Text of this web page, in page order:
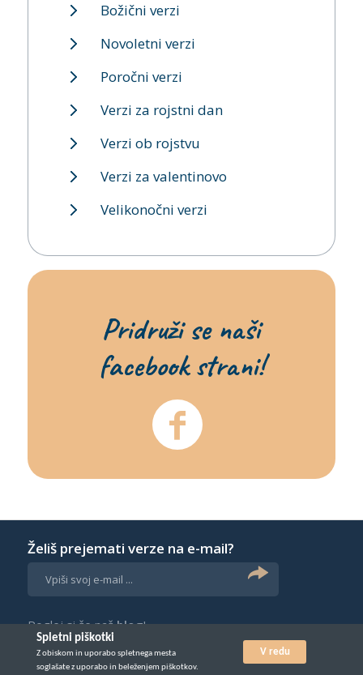
Božični verzi
Novoletni verzi
Poročni verzi
Verzi za rojstni dan
Verzi ob rojstvu
Verzi za valentinovo
Velikonočni verzi
Pridruži se naši
facebook strani!
Želiš prejemati verze na e-mail?
Poglej si še našblog!
© Vse pravice pridržane 2026. Izdelava:
Spletni piškotki
Z obiskom in uporabo spletnega mesta
soglašate z uporabo in beleženjem piškotkov.
V redu